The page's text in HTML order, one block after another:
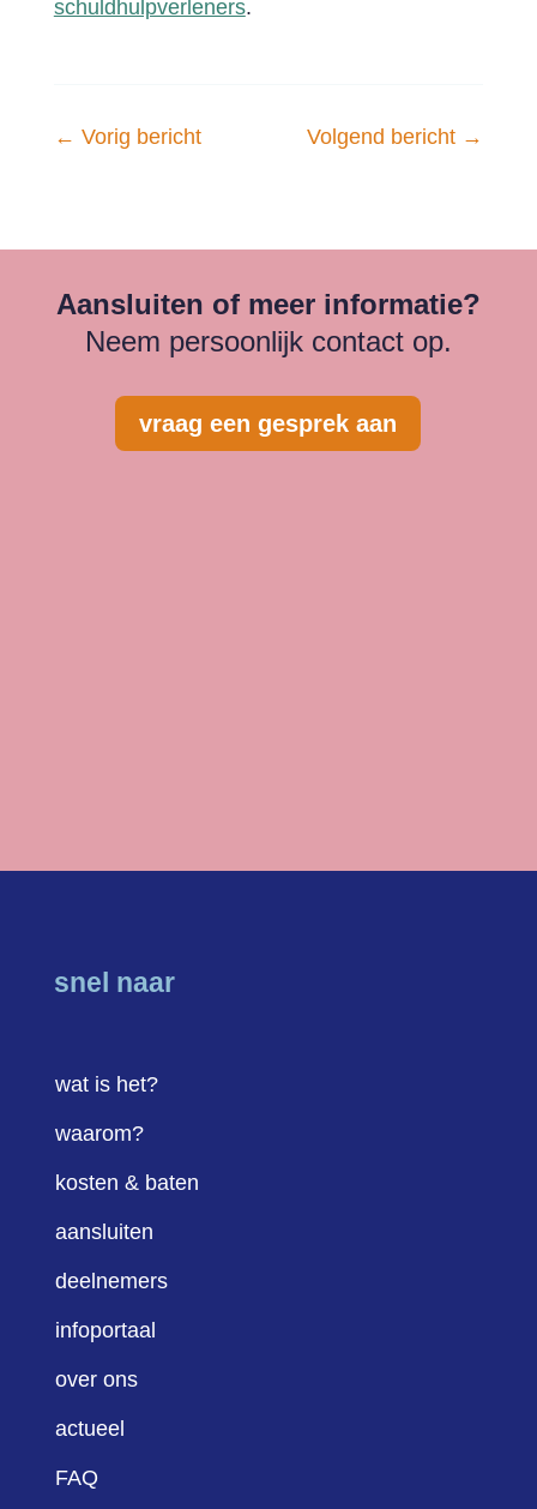
schuldhulpverleners.
← Vorig bericht Volgend bericht →
Aansluiten of meer informatie?
Neem persoonlijk contact op.
vraag een gesprek aan
snel naar
wat is het?
waarom?
kosten & baten
aansluiten
deelnemers
infoportaal
over ons
actueel
FAQ